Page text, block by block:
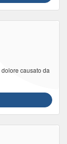
causato da